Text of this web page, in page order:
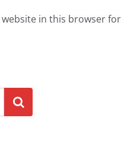
website in this browser for
Search